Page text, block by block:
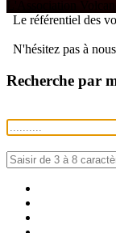
Le référentiel des
N'hésitez pas à
Recherche par